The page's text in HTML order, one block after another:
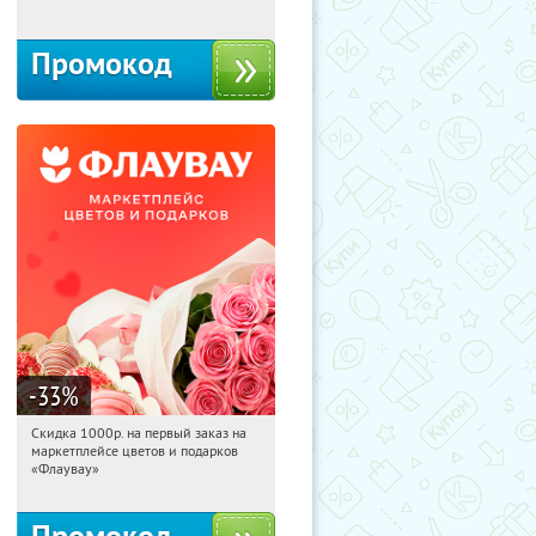
Промокод
-33%
22:16:46 Получили:
Россия
Скидка 1000р. на первый заказ на
маркетплейсе цветов и подарков
«Флаувау»